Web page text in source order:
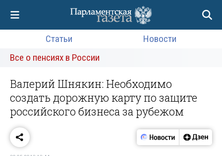
Статьи
Новости
Все о пенсиях в России
Валерий Шнякин: Необходимо
создать дорожную карту по защите
российского бизнеса за рубежом